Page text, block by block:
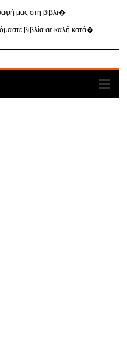
μας στη βιβλι�
βιβλία σε καλή κατά�